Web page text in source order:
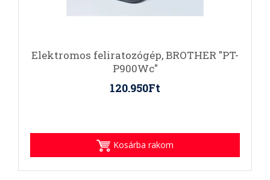
Elektromos feliratozógép, BROTHER "PT-
P900Wc"
120.950Ft
Kosárba rakom